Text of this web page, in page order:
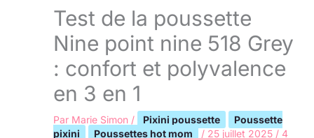
Test de la poussette
Nine point nine 518 Grey
: confort et polyvalence
en 3 en 1
Par Marie Simon / Pixini poussette
Poussette
pixini
Poussettes hot mom / 25 juillet 2025 / 4